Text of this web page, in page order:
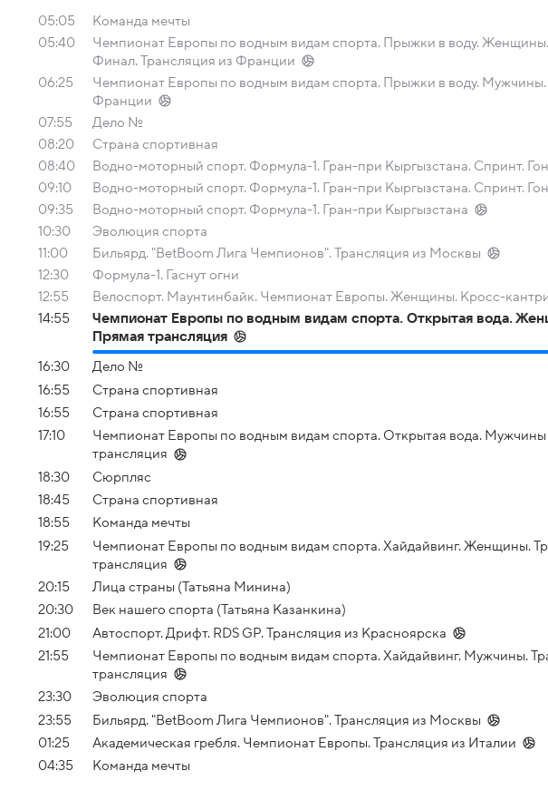
05:05
Команда мечты
05:40
Чемпионат Европы по водным видам спорта. Прыжки в воду.
Финал. Трансляция из Франции
06:25
Чемпионат Европы по водным видам спорта. Прыжки в воду.
Франции
07:55
Дело №
08:20
Страна спортивная
08:40
Водно-моторный спорт. Формула-1. Гран-при Кыргызстана. Спринт.
09:10
Водно-моторный спорт. Формула-1. Гран-при Кыргызстана. Спринт.
09:35
Водно-моторный спорт. Формула-1. Гран-при Кыргызстана
10:30
Эволюция спорта
11:00
Бильярд. "BetBoom Лига Чемпионов". Трансляция из Москвы
12:30
Формула-1. Гаснут огни
12:55
Велоспорт. Маунтинбайк. Чемпионат Европы. Женщины. Кросс-
14:55
Чемпионат Европы по водным видам спорта. Открытая вода.
Прямая трансляция
16:30
Дело №
16:55
Страна спортивная
16:55
Страна спортивная
17:10
Чемпионат Европы по водным видам спорта. Открытая вода.
трансляция
18:30
Сюрпляс
18:45
Страна спортивная
18:55
Команда мечты
19:25
Чемпионат Европы по водным видам спорта. Хайдайвинг. Женщины.
трансляция
20:15
Лица страны (Татьяна Минина)
20:30
Век нашего спорта (Татьяна Казанкина)
21:00
Автоспорт. Дрифт. RDS GP. Трансляция из Красноярска
21:55
Чемпионат Европы по водным видам спорта. Хайдайвинг. Мужчины.
трансляция
23:30
Эволюция спорта
23:55
Бильярд. "BetBoom Лига Чемпионов". Трансляция из Москвы
01:25
Академическая гребля. Чемпионат Европы. Трансляция из Италии
04:35
Команда мечты